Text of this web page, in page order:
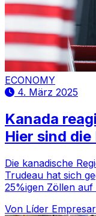
ECONOMY
4. März 2025
Kanada
Hier sind
Die kanadische
Trudeau hat sich
25%igen Zöllen
Von Líder